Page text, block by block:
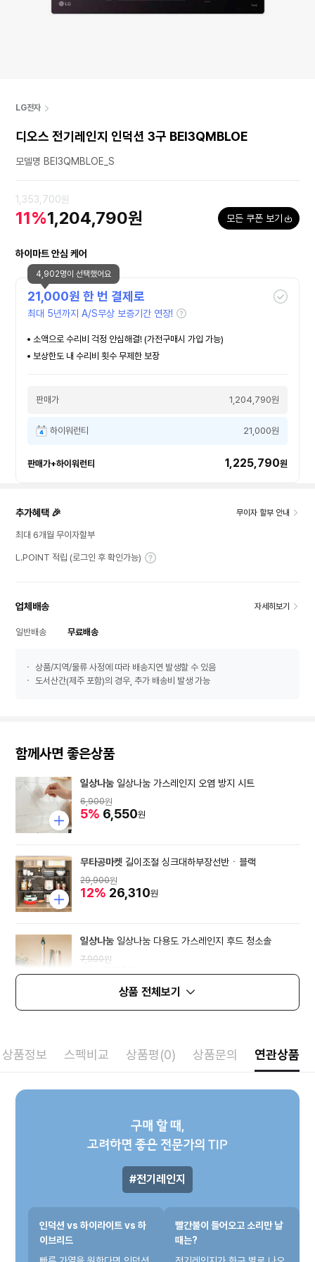
LG전자
디오스 전기레인지 인덕션 3구 BEI3QMBLOE
모델명 BEI3QMBLOE_S
1,353,700원
11%1,204,790원 모든 쿠폰 보기
하이마트 안심 케어
21,000원 한 번 결제로
최대 5년까지 A/S무상 보증기간 연장!
소액으로 수리비 걱정 안심해결! (가전구매시 가입 가능)
보상한도 내 수리비 횟수 무제한 보장
판매가 1,204,790원
하이워런티 21,000원
판매가+하이워런티 1,225,790원
4,902명이 선택했어요
추가혜택 🎉 무이자 할부 안내
최대 6개월 무이자할부
L.POINT 적립 (로그인 후 확인가능)
업체배송 자세히보기
일반배송 무료배송
상품/지역/물류 사정에 따라 배송지연 발생할 수 있음
도서산간(제주 포함)의 경우, 추가 배송비 발생 가능
함께사면 좋은상품
일상나눔 일상나눔 가스레인지 오염 방지 시트
6,900원
5% 6,550원
무타공마켓 길이조절 싱크대하부장선반ㆍ블랙
29,900원
12% 26,310원
일상나눔 일상나눔 다용도 가스레인지 후드 청소솔
7,900원
5%7,500원
상품 전체보기
상품정보 스펙비교 상품평(0) 상품문의 연관상품
구매 할 때,
고려하면 좋은 전문가의 TIP
전기레인지
인덕션 vs 하이라이트 vs 하
이브리드
빨간불이 들어오고 소리만 날
때는?